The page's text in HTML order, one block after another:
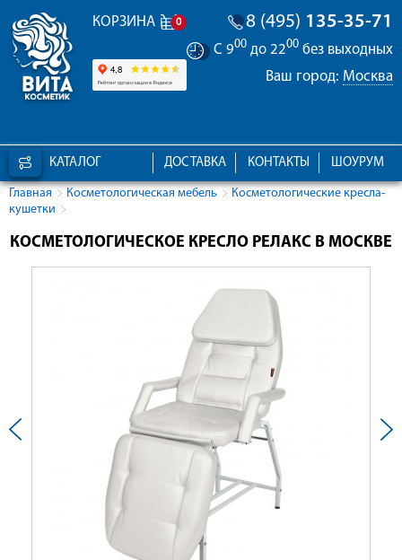
КОРЗИНА 0 8 (495) 135-35-71
С 900 до 2200 без выходных
Ваш город: Москва
КАТАЛОГ ШОУРУМ
КОНТАКТЫ
ДОСТАВКА
Главная Косметологическая мебель
Косметологические кресла-
кушетки
КОСМЕТОЛОГИЧЕСКОЕ КРЕСЛО РЕЛАКС В МОСКВЕ